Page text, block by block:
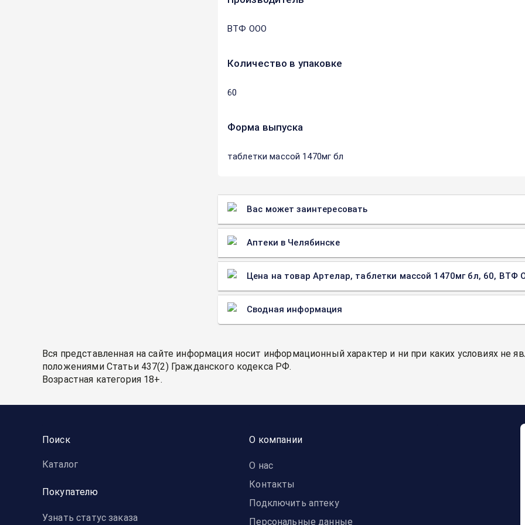
ВТФ ООО
Количество в упаковке
60
Форма выпуска
таблетки массой 1470мг бл
Вас может заинтересовать
Аптеки в Челябинске
Цена на товар Артелар, таблетки массой 1470мг бл, 60, ВТФ
Сводная информация
Вся представленная на сайте информация носит информационный характер и ни при каких условиях не
положениями Статьи 437(2) Гражданского кодекса РФ.
Возрастная категория 18+.
Поиск
Каталог
Покупателю
Узнать статус заказа
О компании
О нас
Контакты
Подключить аптеку
Персональные данные